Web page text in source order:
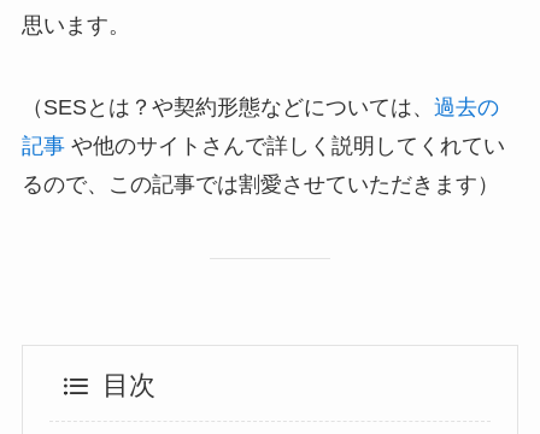
思います。
（SESとは？や契約形態などについては、 過去の
記事や他のサイトさんで詳しく説明してくれてい
るので、この記事では割愛させていただきます）
目次